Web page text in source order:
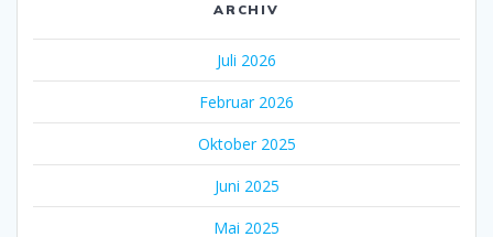
ARCHIV
Juli 2026
Februar 2026
Oktober 2025
Juni 2025
Mai 2025